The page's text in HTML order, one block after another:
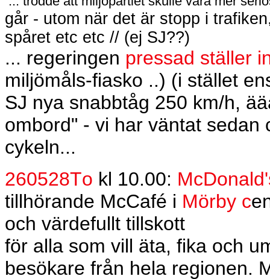
går - utom när det är stopp i
spåret etc etc // (ej SJ??)
... regeringen pressad ställer
miljömåls-fiasko ..) (i stället
SJ nya snabbtåg 250 km/h,
ombord" - vi har väntat sedan
cykeln...
260528To kl 10.00:
tillhörande McCafé i Mörby c
och värdefullt tillskott
för alla som vill äta, fika och
besökare från hela regionen.